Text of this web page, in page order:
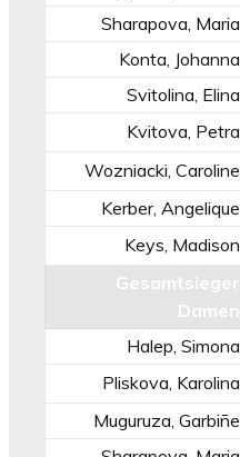
Sharapova, Maria
Konta, Johanna
Svitolina, Elina
Kvitova, Petra
Wozniacki, Caroline
Kerber, Angelique
Keys, Madison
Gesamtsieger
Damen
Halep, Simona
Pliskova, Karolina
Muguruza, Garbiñe